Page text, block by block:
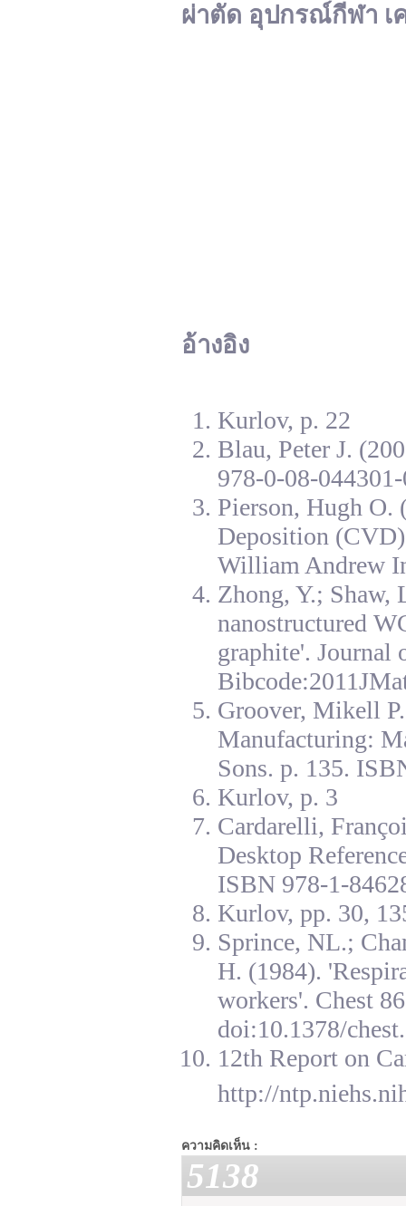
ผ่าตัด อุปกรณ์กีฬา เ
อ้างอิง
Kurlov, p. 22
Blau, Peter J.
978-0-08-
Pierson, Hugh O.
Deposition
William Andrew
Zhong, Y.; Shaw,
nanostructured
graphite'. Journal
Groover, Mikell
Manufacturing:
Sons. p. 135.
Kurlov, p. 3
Cardarelli,
Desktop
ISBN 978-1-
Kurlov, pp. 30,
Sprince, NL.;
H. (1984).
workers'. Chest
doi:10.1378/
12th Report on
http://
ความคิดเห็น :
5138